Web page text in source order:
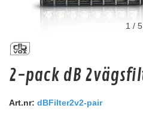
ACR HCA-35S (Svart)
35mm fintrådig OFC kabel i svart färg.
Snabblager 1-3 dagar
1 / 5
2-pack dB
Art.nr: dBFilter2v2-pair